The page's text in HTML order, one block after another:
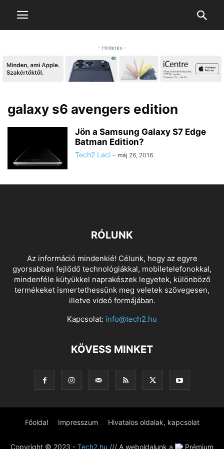
- Hirdetés -
galaxy s6 avengers edition
Jön a Samsung Galaxy S7 Edge
Batman Edition?
Tech2 Laci - máj 26, 2016
RÓLUNK
Az információ mindenkié! Célunk, hogy az egyre
gyorsabban fejlődő technológiákkal, mobiletelefonokkal,
mindenféle kütyükkel naprakészek legyetek, különböző
termékeket ismertethessünk meg veletek szövegesen,
illetve videó formájában.
Kapcsolat: info@tech2.hu
KÖVESS MINKET
Főoldal Impresszum Hivatalos oldalak, kapcsolat
Copyright © 2023 - Tech2.hu /// A weboldalunk a Prémium